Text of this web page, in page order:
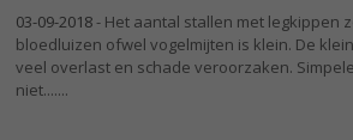
03-09-2018- Het aantal stallen met legkippen
bloedluizen ofwel vogelmijten is klein. De
veel overlast en schade veroorzaken.
niet....